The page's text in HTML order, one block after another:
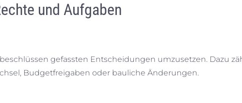
und Aufgaben
gefassten Entscheidungen umzusetzen. Dazu
Budgetfreigaben oder bauliche Änderungen.